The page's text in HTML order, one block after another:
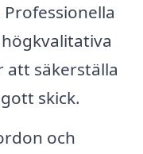
att säkerställa
skick.
och